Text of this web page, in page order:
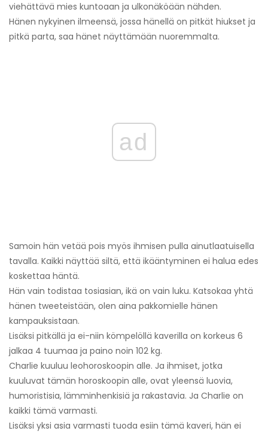
viehättävä mies kuntoaan ja ulkonäköään nähden.
Hänen nykyinen ilmeensä, jossa hänellä on pitkät hiukset ja
pitkä parta, saa hänet näyttämään nuoremmalta.
ad
Samoin hän vetää pois myös ihmisen pulla ainutlaatuisella
tavalla. Kaikki näyttää siltä, ​​että ikääntyminen ei halua edes
koskettaa häntä.
Hän vain todistaa tosiasian, ikä on vain luku. Katsokaa yhtä
hänen tweeteistään, olen aina pakkomielle hänen
kampauksistaan.
Lisäksi pitkällä ja ei-niin kömpelöllä kaverilla on korkeus 6
jalkaa 4 tuumaa ja paino noin 102 kg.
Charlie kuuluu leohoroskoopin alle. Ja ihmiset, jotka
kuuluvat tämän horoskoopin alle, ovat yleensä luovia,
humoristisia, lämminhenkisiä ja rakastavia. Ja Charlie on
kaikki tämä varmasti.
Lisäksi yksi asia varmasti tuoda esiin tämä kaveri, hän ei